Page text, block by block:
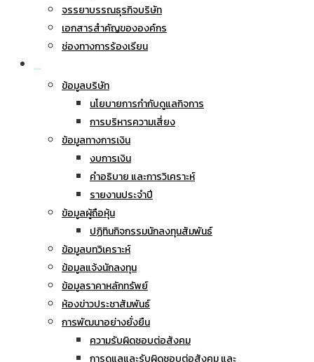
จรรยาบรรณธุรกิจบริษัท
เอกสารสำคัญขององค์กร
ช่องทางการร้องเรียน
ข้อมูลบริษัท
นโยบายการกำกับดูแลกิจการ
การบริหารความเสี่ยง
ข้อมูลทางการเงิน
งบการเงิน
คำอธิบาย และการวิเคราะห์
รายงานประจำปี
ข้อมูลผู้ถือหุ้น
ปฏิทินกิจกรรมนักลงทุนสัมพันธ์
ข้อมูลบทวิเคราะห์
ข้อมูลแจ้งนักลงทุน
ข้อมูลราคาหลักทรัพย์
ห้องข่าวประชาสัมพันธ์
การพัฒนาอย่างยั่งยืน
ความรับผิดชอบต่อสังคม
การดูแลและรับผิดชอบต่อสังคม และ